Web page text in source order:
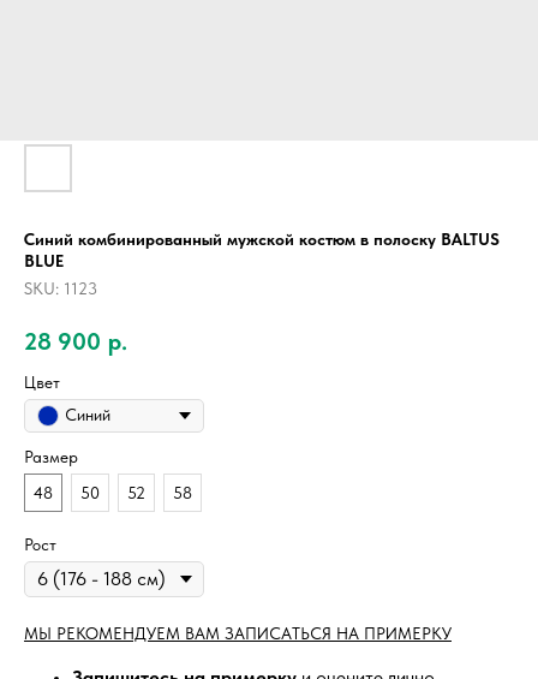
Синий комбинированный мужской костюм в полоску BALTUS
BLUE
SKU: 1123
28 900 р.
Цвет
Синий
Размер
48
50 52 58
Рост
МЫ РЕКОМЕНДУЕМ ВАМ ЗАПИСАТЬСЯ НА ПРИМЕРКУ